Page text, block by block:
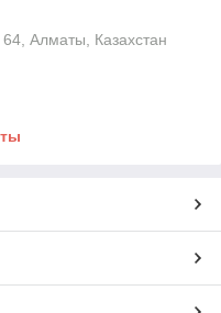
Алматы, Казахстан